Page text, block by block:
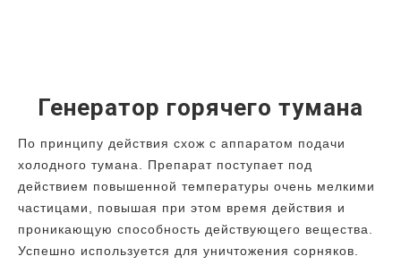
Генератор горячего тумана
По принципу действия схож с аппаратом подачи
холодного тумана. Препарат поступает под
действием повышенной температуры очень мелкими
частицами, повышая при этом время действия и
проникающую способность действующего вещества.
Успешно используется для уничтожения сорняков.